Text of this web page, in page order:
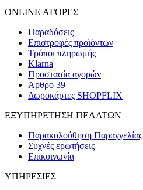
ONLINE ΑΓΟΡΕΣ
Παραδόσεις
Επιστροφές προϊόντων
Τρόποι πληρωμής
Klarna
Προστασία αγορών
Άρθρο 39
Δωροκάρτες SHOPFLIX
ΕΞΥΠΗΡΕΤΗΣΗ ΠΕΛΑΤΩΝ
Παρακολούθηση Παραγγελίας
Συχνές ερωτήσεις
Επικοινωνία
ΥΠΗΡΕΣΙΕΣ